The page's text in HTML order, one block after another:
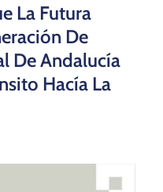
La Futura
De
De Andalucía
Hacía La